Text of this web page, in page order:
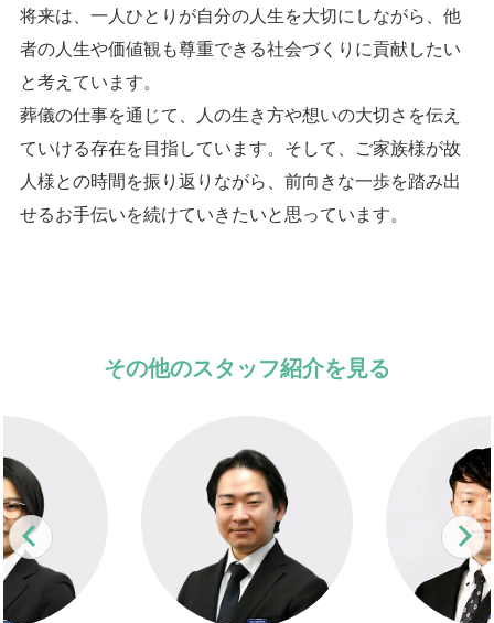
将来は、一人ひとりが自分の人生を大切にしながら、他
者の人生や価値観も尊重できる社会づくりに貢献したい
と考えています。
葬儀の仕事を通じて、人の生き方や想いの大切さを伝え
ていける存在を目指しています。そして、ご家族様が故
人様との時間を振り返りながら、前向きな一歩を踏み出
せるお手伝いを続けていきたいと思っています。
その他のスタッフ紹介を見る
Previous